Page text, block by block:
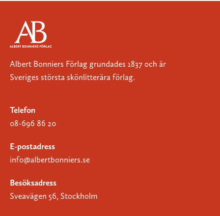
Albert Bonniers Förlag grundades 1837 och är
Sveriges största skönlitterära förlag.
Telefon
08-696 86 20
E-postadress
info@albertbonniers.se
Besöksadress
Sveavägen 56, Stockholm